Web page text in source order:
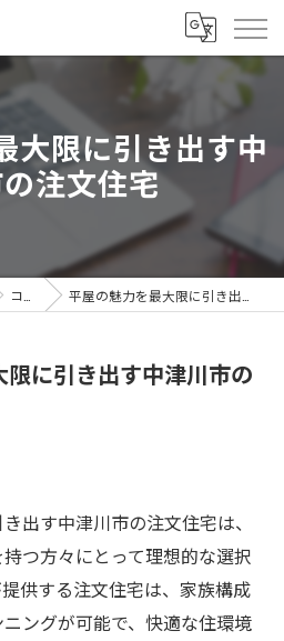
大限に引き出す中
注文住宅
コラム 平屋の魅力を最大限に引き出す中津川市の注文住宅
に引き出す中津川市の
出す中津川市の注文住宅は、
つ方々にとって理想的な選択
供する注文住宅は、家族構成
ングが可能で、快適な住環境